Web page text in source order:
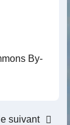
By-
suivant